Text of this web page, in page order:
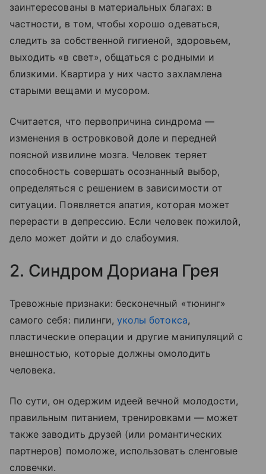
заинтересованы в материальных благах: в
частности, в том, чтобы хорошо одеваться,
следить за собственной гигиеной, здоровьем,
выходить «в свет», общаться с родными и
близкими. Квартира у них часто захламлена
старыми вещами и мусором.
Считается, что первопричина синдрома —
изменения в островковой доле и передней
поясной извилине мозга. Человек теряет
способность совершать осознанный выбор,
определяться с решением в зависимости от
ситуации. Появляется апатия, которая может
перерасти в депрессию. Если человек пожилой,
дело может дойти и до слабоумия.
2. Синдром Дориана Грея
Тревожные признаки: бесконечный «тюнинг»
самого себя: пилинги,уколы ботокса,
пластические операции и другие манипуляций с
внешностью, которые должны омолодить
человека.
По сути, он одержим идеей вечной молодости,
правильным питанием, тренировками — может
также заводить друзей (или романтических
партнеров) помоложе, использовать сленговые
словечки.